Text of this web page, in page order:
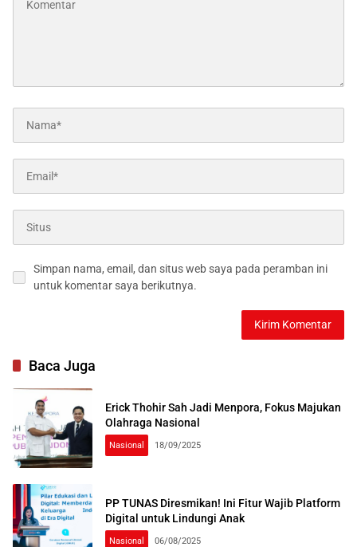
Simpan nama, email, dan situs web saya pada peramban ini
untuk komentar saya berikutnya.
Baca Juga
Erick Thohir Sah Jadi Menpora, Fokus Majukan
Olahraga Nasional
Nasional 18/09/2025
PP TUNAS Diresmikan! Ini Fitur Wajib Platform
Digital untuk Lindungi Anak
Nasional 06/08/2025